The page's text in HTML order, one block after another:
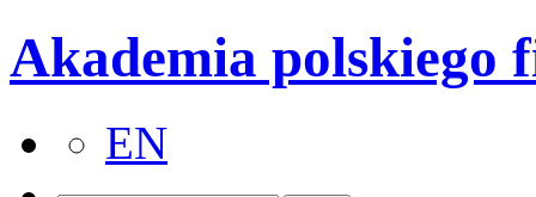
Akademia polskiego
EN